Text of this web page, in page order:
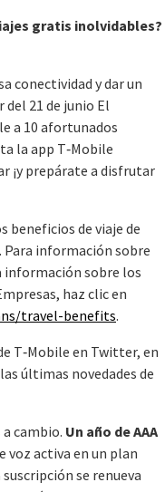
gratis inolvidables?
conectividad y dar un
21 de junio El
a 10 afortunados
la app T‑Mobile
¡y prepárate a disfrutar
beneficios de viaje de
. Para información sobre
información sobre los
haz clic en
travel-benefits.
T‑Mobile en Twitter, en
últimas novedades de
cambio. Un año de AAA
voz activa en un plan
se renueva